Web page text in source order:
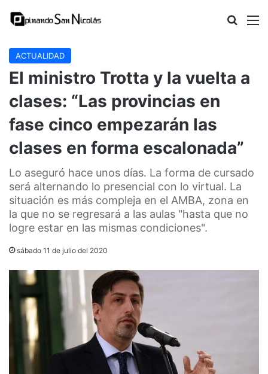
Buscar
ACTUALIDAD
El ministro Trotta y la vuelta a
clases: “Las provincias en
fase cinco empezarán las
clases en forma escalonada”
Lo aseguró hace unos días. La forma de cursado
será alternando lo presencial con lo virtual. La
situación es más compleja en el AMBA, zona en
la que no se regresará a las aulas "hasta que no
logre estar en las mismas condiciones".
sábado 11 de julio del 2020